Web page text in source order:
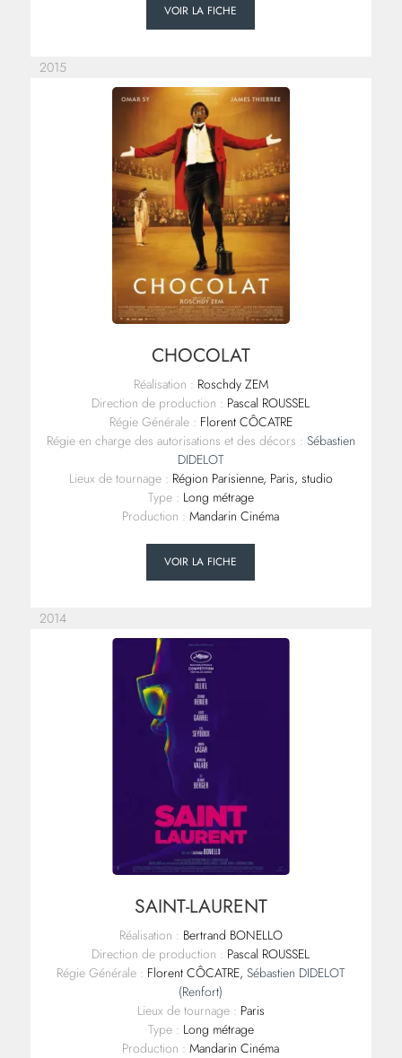
VOIR LA FICHE
2015
CHOCOLAT
Réalisation : Roschdy ZEM
Direction de production : Pascal ROUSSEL
Régie Générale : Florent CÔCATRE
Régie en charge des autorisations et des décors : Sébastien
DIDELOT
Lieux de tournage : Région Parisienne, Paris, studio
Type : Long métrage
Production : Mandarin Cinéma
VOIR LA FICHE
2014
SAINT-LAURENT
Réalisation : Bertrand BONELLO
Direction de production : Pascal ROUSSEL
Régie Générale : Florent CÔCATRE,Sébastien DIDELOT
(Renfort)
Lieux de tournage : Paris
Type : Long métrage
Production : Mandarin Cinéma